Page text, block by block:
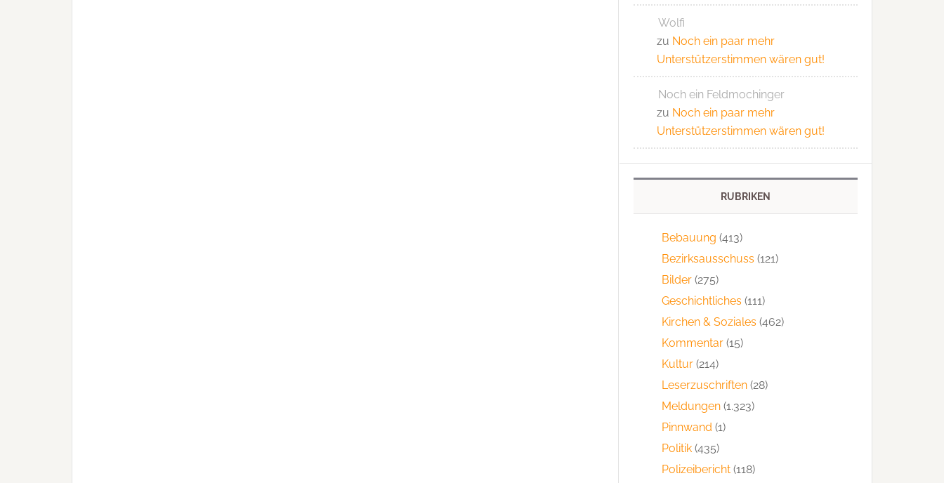
Wolfi
zu Noch ein paar mehr
Unterstützerstimmen wären gut!
Noch ein Feldmochinger
zu Noch ein paar mehr
Unterstützerstimmen wären gut!
RUBRIKEN
Bebauung (413)
Bezirksausschuss (121)
Bilder (275)
Geschichtliches (111)
Kirchen & Soziales (462)
Kommentar (15)
Kultur (214)
Leserzuschriften (28)
Meldungen (1.323)
Pinnwand (1)
Politik (435)
Polizeibericht (118)